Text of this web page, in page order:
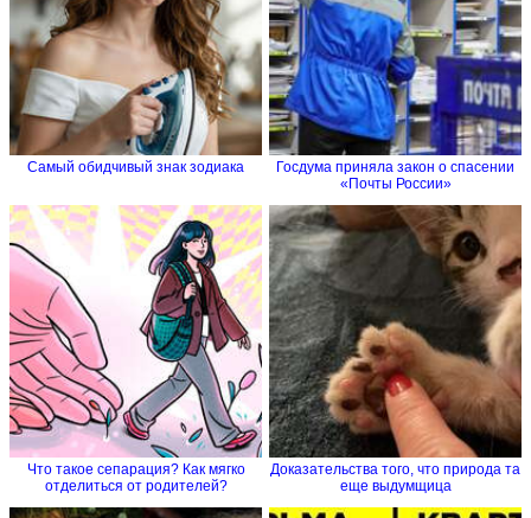
Самый обидчивый знак зодиака
Госдума приняла закон о спасении
«Почты России»
Что такое сепарация? Как мягко
отделиться от родителей?
Доказательства того, что природа та
еще выдумщица